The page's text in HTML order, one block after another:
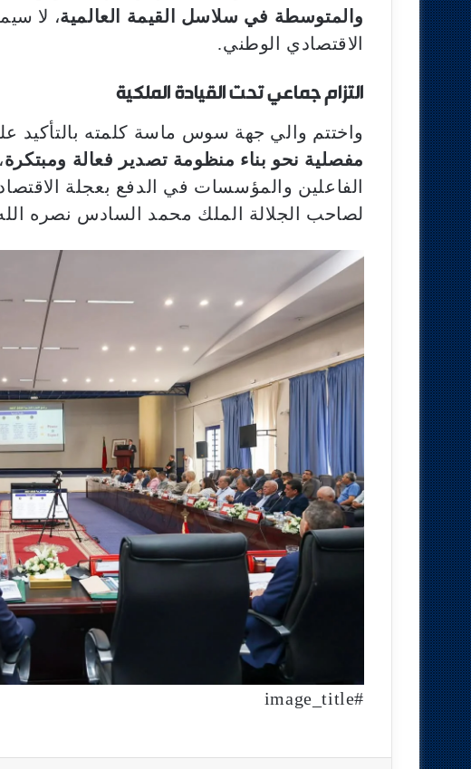
والمتوسطة في سلاسل القيمة العالمية، لا
الاقتصادي الوطني.
التزام جماعي تحت القيادة الملكية
واختتم والي جهة سوس ماسة كلمته بالتأكيد
مفصلية نحو بناء منظومة تصدير فعالة ومبتكرة
الفاعلين والمؤسسات في الدفع بعجلة
لصاحب الجلالة الملك محمد السادس نصره
#image_title